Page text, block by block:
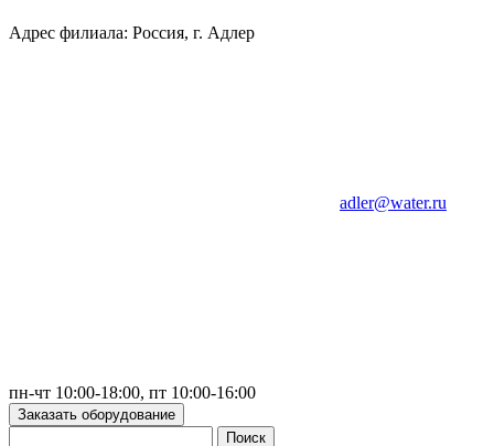
Адрес филиала: Россия, г. Адлер
adler@water.ru
пн-чт 10:00-18:00, пт 10:00-16:00
Заказать оборудование